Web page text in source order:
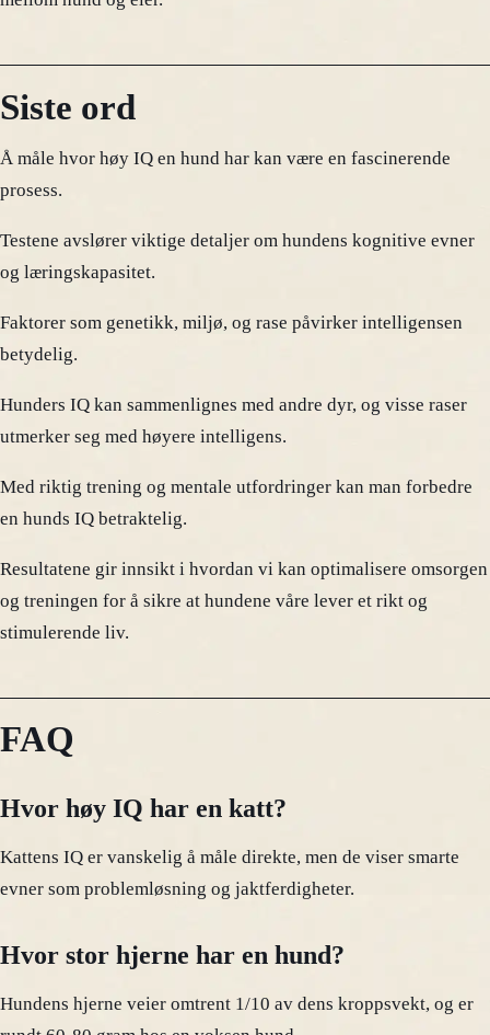
Siste ord
Å måle hvor høy IQ en hund har kan være en fascinerende
prosess.
Testene avslører viktige detaljer om hundens kognitive evner
og læringskapasitet.
Faktorer som genetikk, miljø, og rase påvirker intelligensen
betydelig.
Hunders IQ kan sammenlignes med andre dyr, og visse raser
utmerker seg med høyere intelligens.
Med riktig trening og mentale utfordringer kan man forbedre
en hunds IQ betraktelig.
Resultatene gir innsikt i hvordan vi kan optimalisere omsorgen
og treningen for å sikre at hundene våre lever et rikt og
stimulerende liv.
FAQ
Hvor høy IQ har en katt?
Kattens IQ er vanskelig å måle direkte, men de viser smarte
evner som problemløsning og jaktferdigheter.
Hvor stor hjerne har en hund?
Hundens hjerne veier omtrent 1/10 av dens kroppsvekt, og er